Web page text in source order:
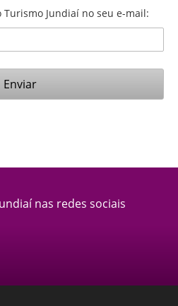
Turismo Jundiaí no seu e-mail:
nas redes sociais